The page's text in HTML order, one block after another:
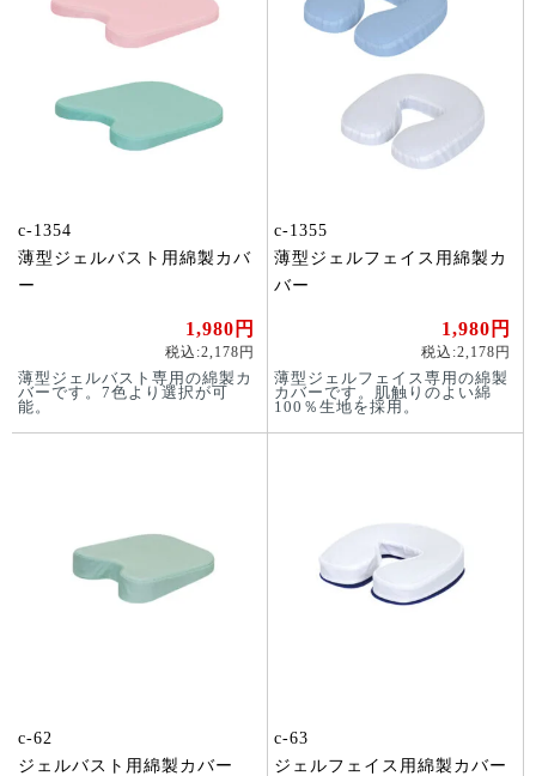
c-1354
薄型ジェルバスト用綿製カバ
ー
1,980円
税込:2,178円
薄型ジェルバスト専用の綿製カ
バーです。7色より選択が可
能。
c-1355
薄型ジェルフェイス用綿製カ
バー
1,980円
税込:2,178円
薄型ジェルフェイス専用の綿製
カバーです。肌触りのよい綿
100％生地を採用。
c-62
ジェルバスト用綿製カバー
c-63
ジェルフェイス用綿製カバー